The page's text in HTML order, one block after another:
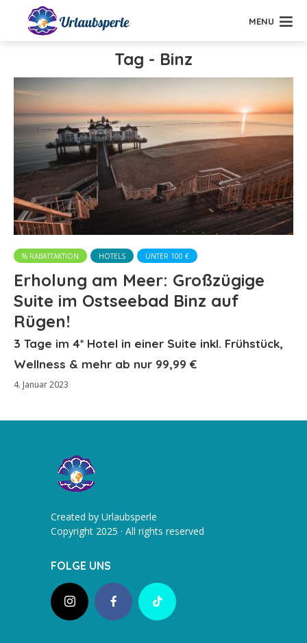
MENU
Tag - Binz
% RABATTAKTION HOTELS UNTER 100 €
Erholung am Meer: Großzügige
Suite im Ostseebad Binz auf
Rügen!
3 Tage im 4* Hotel in einer Suite inkl. Frühstück,
Wellness & mehr ab nur 99,99 €
4. Januar 2023
Created by Urlaubsperle
Copyright 2025 · All rights reserved
FOLGE UNS